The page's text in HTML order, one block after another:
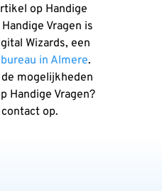
op Handige
Vragen is
Wizards, een
in Almere.
mogelijkheden
Handige Vragen?
op.